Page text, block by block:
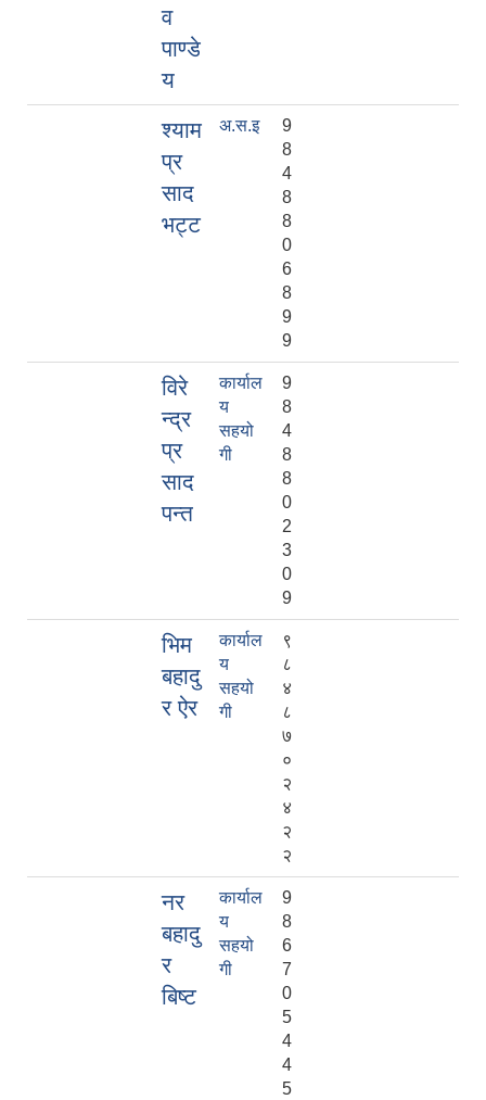
व
पाण्डे
य
श्याम
प्र
साद
भट्ट
अ.स.इ
9
8
4
8
8
0
6
8
9
9
विरे
न्द्र
प्र
साद
पन्त
कार्याल
य
सहयो
गी
9
8
4
8
8
0
2
3
0
9
भिम
बहादु
र ऐर
कार्याल
य
सहयो
गी
९
८
४
८
७
०
२
४
२
२
नर
बहादु
र
बिष्ट
कार्याल
य
सहयो
गी
9
8
6
7
0
5
4
4
5